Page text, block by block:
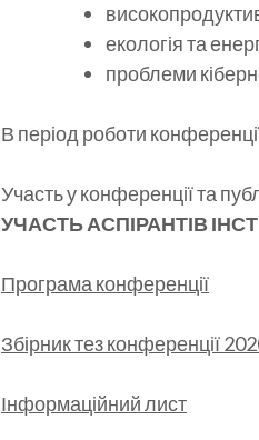
екологія та
проблеми
В період роботи
Участь у конференції та
УЧАСТЬ АСПІРАНТІВ
Програма конференції
Збірник тез конференції
Інформаційний лист